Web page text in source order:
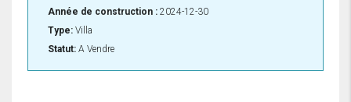
Année de construction : 2024-12-30
Type: Villa
Statut: A Vendre